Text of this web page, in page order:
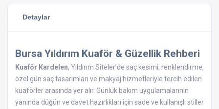
Detaylar
Bursa Yıldırım Kuaför & Güzellik Rehberi
Kuaför Kardelen, Yıldırım Siteler’de saç kesimi, renklendirme,
özel gün saç tasarımları ve makyaj hizmetleriyle tercih edilen
kuaförler arasında yer alır. Günlük bakım uygulamalarının
yanında düğün ve davet hazırlıkları için sade ve kullanışlı stiller